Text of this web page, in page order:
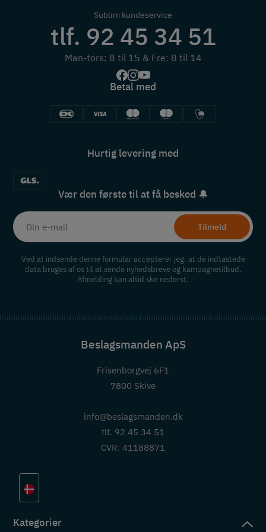
Sublim kundeservice
tlf. 92 45 34 51
Man-tors: 8 til 15 & Fre: 8 til 14
Betal med
Hurtig levering med
Vær den første til at få besked 🔔
Tilmeld
Ved at indsende denne formular accepterer jeg, at de indtastede
data bruges af os til at sende nyhedsbreve og kampagnetilbud.
Afmelding kan altid ske nederst.
Beslagsmanden ApS
Frisenborgvej 6F1
7800 Skive
info@beslagsmanden.dk
tlf. 92 45 34 51
CVR: 41188871
Kategorier